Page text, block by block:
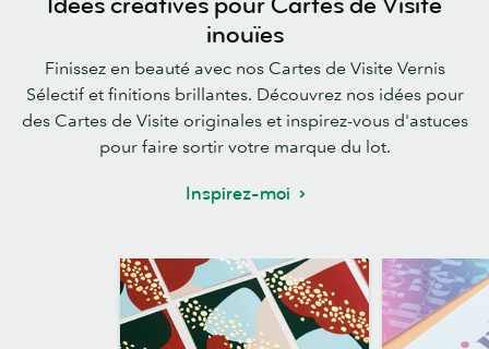
inouïes
Finissez en beauté avec nos Cartes de Visite Vernis
Sélectif et finitions brillantes. Découvrez nos idées pour
des Cartes de Visite originales et inspirez-vous d'astuces
pour faire sortir votre marque du lot.
Inspirez-moi